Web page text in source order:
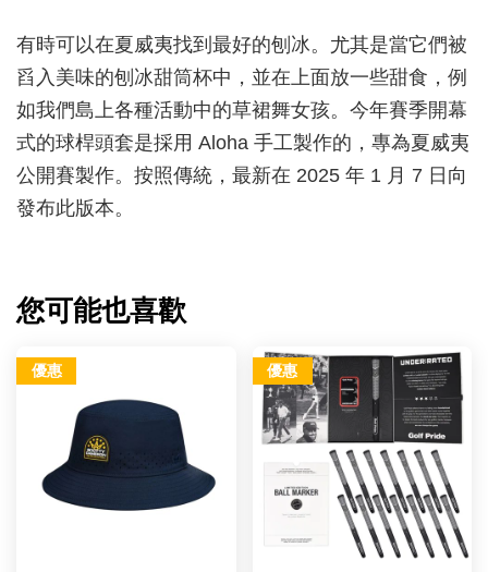
有時可以在夏威夷找到最好的刨冰。尤其是當它們被
舀入美味的刨冰甜筒杯中，並在上面放一些甜食，例
如我們島上各種活動中的草裙舞女孩。今年賽季開幕
式的球桿頭套是採用 Aloha 手工製作的，專為夏威夷
公開賽製作。按照傳統，最新在 2025 年 1 月 7 日向
發布此版本。
您可能也喜歡
優惠 優惠